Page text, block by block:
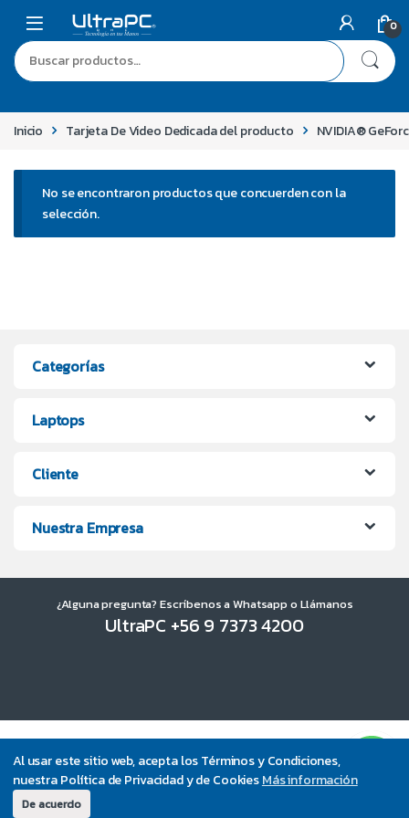
Al usar este sitio web, acepta los Términos y Condiciones,
nuestra Política de Privacidad y de CookiesMás información
De acuerdo
0
Inicio Tarjeta De Video Dedicada del producto NVIDIA®
No se encontraron productos que concuerden con la
selección.
Categorías
Laptops
Cliente
Nuestra Empresa
¿Alguna pregunta? Escríbenos a Whatsapp o Llámanos
UltraPC +56 9 7373 4200